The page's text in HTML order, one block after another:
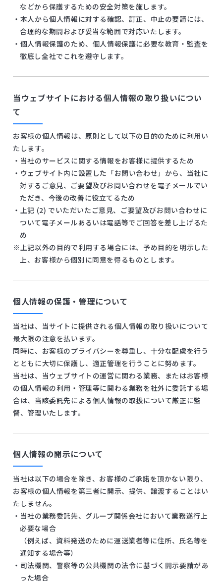
などから保護するための安全対策を施します。
・本人から個人情報に対する確認、訂正、中止の要請には、
合理的な期間および妥当な範囲で対応いたします。
・個人情報保護のため、個人情報保護に必要な教育・監査を
徹底し全社でこれを遵守します。
当ウェブサイトにおける個人情報の取り扱いについ
て
お客様の個人情報は、原則として以下の目的のために利用い
たします。
・当社のサービスに関する情報をお客様に提供するため
・ウェブサイト内に設置した「お問い合わせ」から、当社に
対するご意見、ご要望及びお問い合わせを電子メールでい
ただき、今後の改善に役立てるため
・上記 (2) でいただいたご意見、ご要望及びお問い合わせに
ついて電子メールあるいは電話等でご回答を差し上げるた
め
※上記以外の目的で利用する場合には、予め目的を明示した
上、お客様から個別に同意を得るものとします。
個人情報の保護・管理について
当社は、当サイトに提供される個人情報の取り扱いについて
最大限の注意を払います。
同時に、お客様のプライバシーを尊重し、十分な配慮を行う
とともに大切に保護し、適正管理を行うことに努めます。
当社は、当ウェブサイトの運営に関わる業務、またはお客様
の個人情報の利用・管理等に関わる業務を社外に委託する場
合は、当該委託先による個人情報の取扱について厳正に監
督、管理いたします。
個人情報の開示について
当社は以下の場合を除き、お客様のご承諾を頂かない限り、
お客様の個人情報を第三者に開示、提供、譲渡することはい
たしません。
・当社の業務委託先、グループ関係会社において業務遂行上
必要な場合
（例えば、資料発送のために運送業者等に住所、氏名等を
通知する場合等）
・司法機関、警察等の公共機関の法令に基づく開示要請があ
った場合